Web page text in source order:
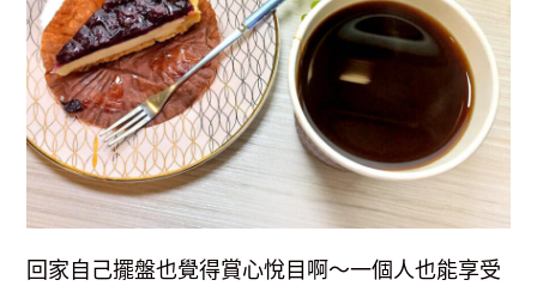
回家自己擺盤也覺得賞心悅目啊～一個人也能享受